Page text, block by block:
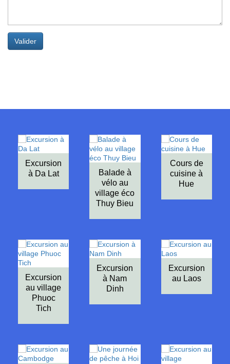
Valider
Excursion
à Da Lat
Balade à
vélo au
village éco
Thuy Bieu
Cours de
cuisine à
Hue
Excursion
au village
Phuoc
Tich
Excursion
à Nam
Dinh
Excursion
au Laos